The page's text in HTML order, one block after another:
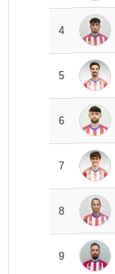
4
5
6
7
8
9